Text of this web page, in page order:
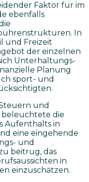
Faktor für im
ebenfalls
In
und Freizeit
der einzelnen
Unterhaltungs-
Planung
sport- und
und
die
Aufenthalts in
eine eingehende
und
beitrug, das
in
einzuschätzen.